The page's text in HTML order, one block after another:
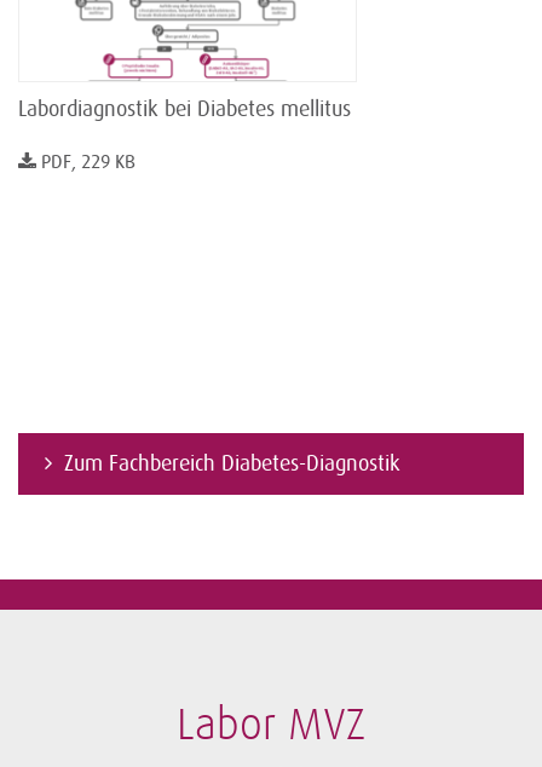
Labordiagnostik bei Diabetes mellitus
PDF, 229 KB
Zum Fachbereich Diabetes-Diagnostik
Labor MVZ